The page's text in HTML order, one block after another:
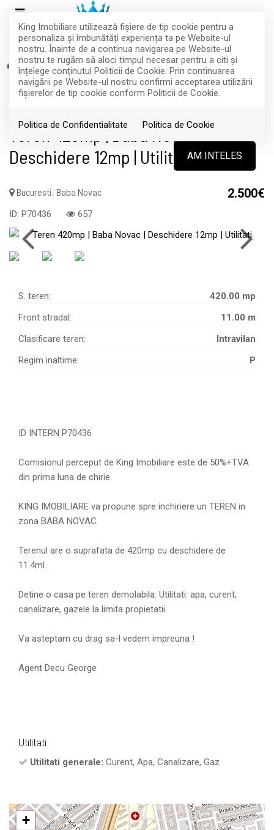
King Imobiliare utilizează fişiere de tip cookie pentru a
personaliza și îmbunătăți experiența ta pe Website-ul
nostru. Înainte de a continua navigarea pe Website-ul
nostru te rugăm să aloci timpul necesar pentru a citi și
înțelege conținutul Politicii de Cookie. Prin continuarea
navigării pe Website-ul nostru confirmi acceptarea utilizării
fişierelor de tip cookie conform Politicii de Cookie.
Politica de Confidentialitate Politica de Cookie
AM INTELES
Inchiriere Terenuri Bucuresti Baba Novac
Acest anunt nu mai este activ !
Teren 420mp | Baba Novac |
Deschidere 12mp | Utilitati
Bucuresti, Baba Novac 2.500€
ID: P70436 657
RETRAS
S. teren:
420.00 mp
Front stradal:
11.00 m
Clasificare teren:
Intravilan
Regim inaltime:
P
ID INTERN P70436
Comisionul perceput de King Imobiliare este de 50%+TVA
din prima luna de chirie.
KING IMOBILIARE va propune spre inchiriere un TEREN in
zona BABA NOVAC.
Terenul are o suprafata de 420mp cu deschidere de
11.4ml.
Detine o casa pe teren demolabila. Utilitati: apa, curent,
canalizare, gazele la limita propietatii.
Va asteptam cu drag sa-l vedem impreuna !
Agent Decu George
Utilitati
Utilitati generale: Curent, Apa, Canalizare, Gaz
+